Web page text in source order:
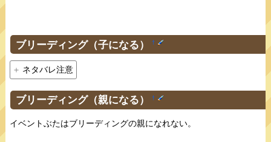
ブリーディング（子になる） †
ネタバレ注意
ブリーディング（親になる） †
イベントぶたはブリーディングの親になれない。